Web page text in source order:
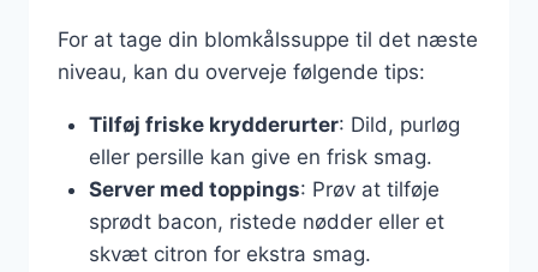
For at tage din blomkålssuppe til det næste
niveau, kan du overveje følgende tips:
Tilføj friske krydderurter: Dild, purløg
eller persille kan give en frisk smag.
Server med toppings: Prøv at tilføje
sprødt bacon, ristede nødder eller et
skvæt citron for ekstra smag.